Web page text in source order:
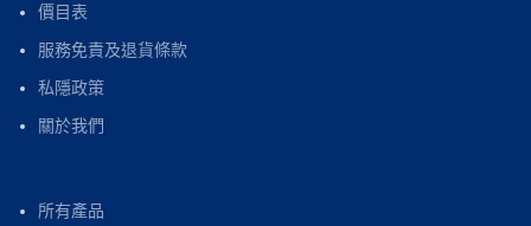
價目表
服務免責及退貨條款
私隱政策
關於我們
所有產品